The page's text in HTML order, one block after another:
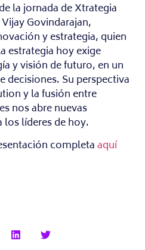
la jornada de Xtrategia
Govindarajan,
y estrategia, quien
estrategia hoy exige
y visión de futuro, en un
Su perspectiva
y la fusión entre
nos abre nuevas
los líderes de hoy.
completaaquí